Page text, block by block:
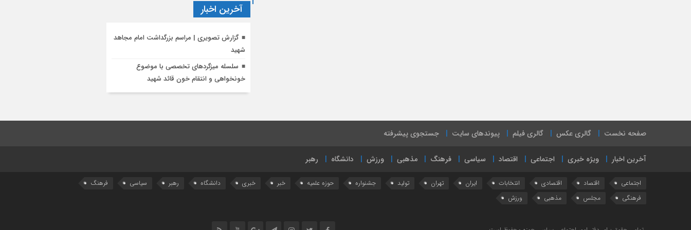
آخرین اخبار
گزارش تصویری | مراسم بزرگداشت امام مجاهد
شهید
سلسله میزگردهای تخصصی با موضوع
خونخواهی و انتقام خون قائد شهید
صفحه نخست گالری عکس گالری فیلم پیوندهای سایت جستجوی پیشرفته
آخرین اخبار ویژه خبری اجتماعی اقتصاد سیاسی فرهنگ مذهبی ورزش دانشگاه رهبر
اجتماعی اقتصاد اقتصادی انتخابات ایران تهران تولید جشنواره حوزه علمیه خبر خبری دانشگاه رهبر سیاسی
فرهنگ
فرهنگی
مجلس مذهبی ورزش